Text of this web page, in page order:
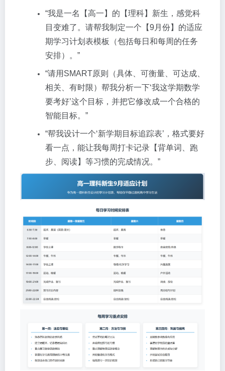
“我是一名【高一】的【理科】新生，感觉科
目变难了。请帮我制定一个【9月份】的适应
期学习计划表模板（包括每日和每周的任务
安排）。”
“请用SMART原则（具体、可衡量、可达成、
相关、有时限）帮我分析一下‘我这学期数学
要考好’这个目标，并把它修改成一个合格的
智能目标。”
“帮我设计一个‘新学期目标追踪表’，格式要好
看一点，能让我每周打卡记录【背单词、跑
步、阅读】等习惯的完成情况。”